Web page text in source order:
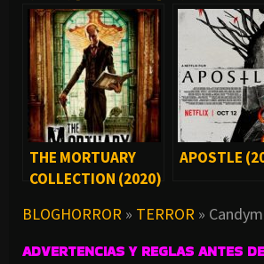
THE MORTUARY
COLLECTION (2020)
APOSTLE
BLOGHORROR » TERROR »
ADVERTENCIAS Y REGLAS ANTES